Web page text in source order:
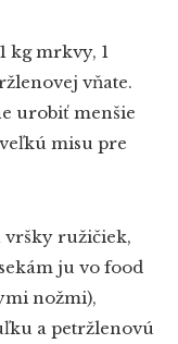
kg mrkvy, 1
vňate.
urobiť menšie
misu pre
vršky ružičiek,
ju vo food
nožmi),
a petržlenovú